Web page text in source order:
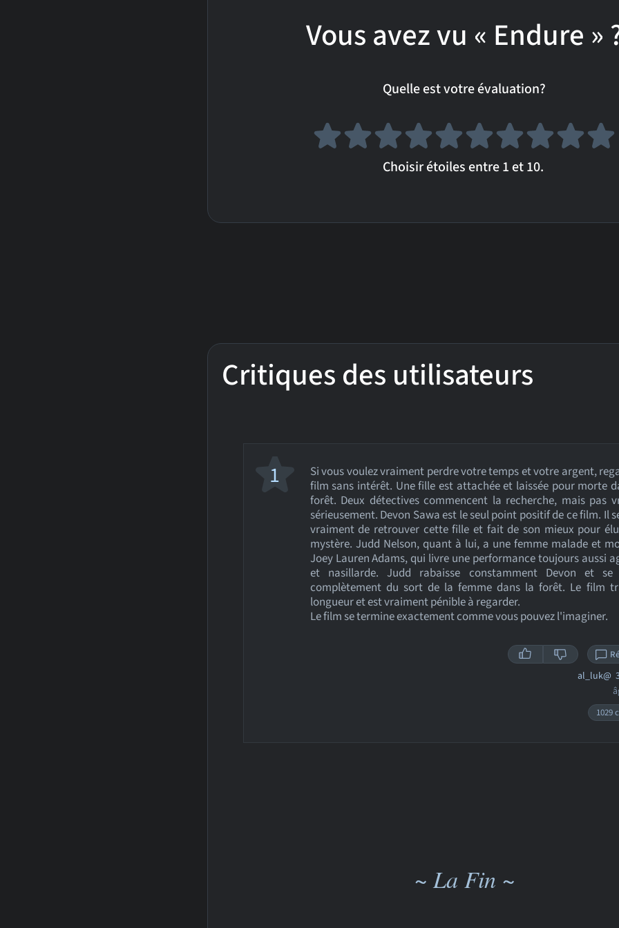
Vous avez vu « Endure »
Quelle est votre évaluation?
Choisir étoiles entre 1 et 10.
Critiques des utilisateurs
Si vous voulez vraiment perdre votre temps et votre argent,
film sans intérêt. Une fille est attachée et laissée pour morte
forêt. Deux détectives commencent la recherche, mais pas
sérieusement. Devon Sawa est le seul point positif de ce film. Il
vraiment de retrouver cette fille et fait de son mieux pour
mystère. Judd Nelson, quant à lui, a une femme malade et
Joey Lauren Adams, qui livre une performance toujours aussi
et nasillarde. Judd rabaisse constamment Devon et se
complètement du sort de la femme dans la forêt. Le film
longueur et est vraiment pénible à regarder.
Le film se termine exactement comme vous pouvez l'imaginer.
1
al_luk@
1029
~ La Fin ~